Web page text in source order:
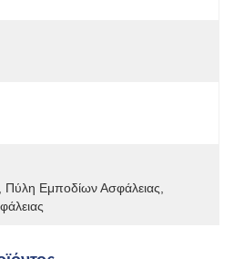
Πύλη Εμποδίων Ασφάλειας